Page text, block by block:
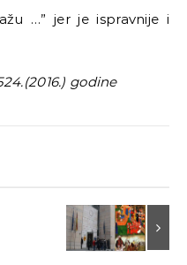
…” jer je ispravnije i
godine